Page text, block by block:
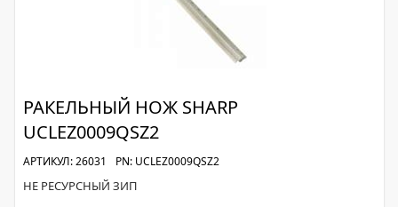
РАКЕЛЬНЫЙ НОЖ SHARP
UCLEZ0009QSZ2
АРТИКУЛ: 26031 PN: UCLEZ0009QSZ2
НЕ РЕСУРСНЫЙ ЗИП